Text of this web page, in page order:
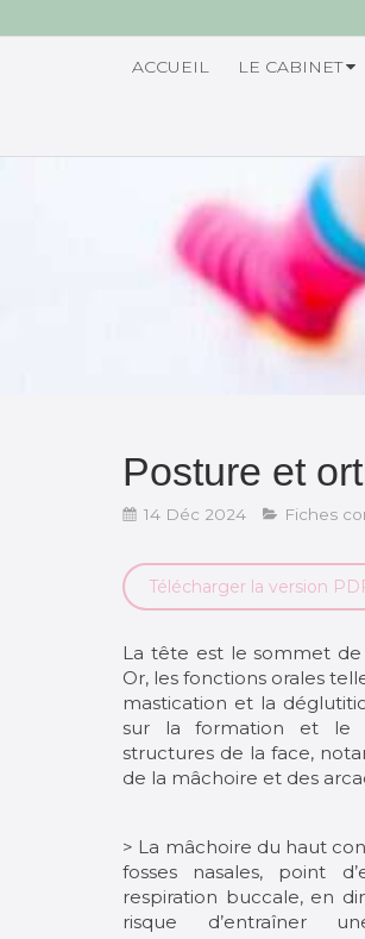
ACCUEIL LE CABINET
Posture et
14 Déc 2024 Fiches
Télécharger la version
La tête est le sommet de
Or, les fonctions orales
mastication et la
sur la formation et le
structures de la face,
de la mâchoire et des
> La mâchoire du haut
fosses nasales, point
respiration buccale, en
risque d’entraîner